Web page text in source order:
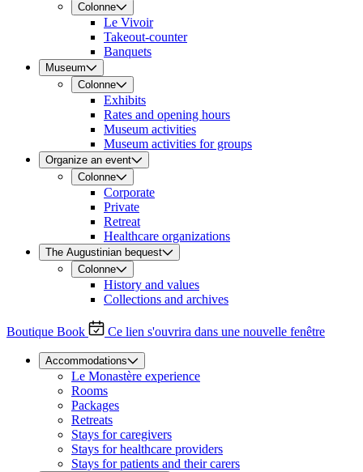
Colonne
Le Vivoir
Takeout-counter
Banquets
Museum
Colonne
Exhibits
Rates and opening hours
Museum activities
Museum activities for groups
Organize an event
Colonne
Corporate
Private
Retreat
Healthcare organizations
The Augustinian bequest
Colonne
History and values
Collections and archives
Boutique Book Ce lien s'ouvrira dans une nouvelle fenêtre
Accommodations
Le Monastère experience
Rooms
Packages
Retreats
Stays for caregivers
Stays for healthcare providers
Stays for patients and their carers